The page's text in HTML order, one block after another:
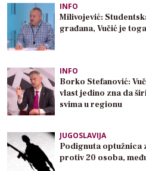
INFO
Milivojević:
građana, Vučić je
INFO
Borko Stefanović:
vlast jedino zna da
svima u regionu
JUGOSLAVIJA
Podignuta optužnica
protiv 20 osoba,